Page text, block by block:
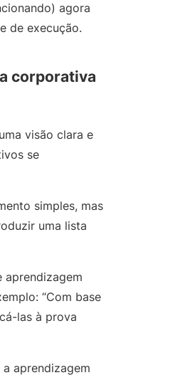
agora
de execução.
corporativa
visão clara e
se
simples, mas
uma lista
aprendizagem
“Com base
las à prova
aprendizagem